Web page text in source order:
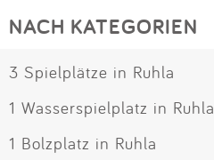
NACH KATEGORIEN
3 Spielplätze in Ruhla
1 Wasserspielplatz in Ruhla
1 Bolzplatz in Ruhla